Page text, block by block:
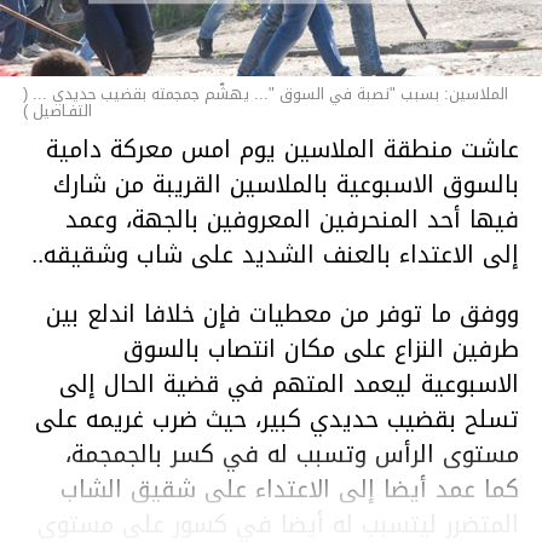
الملاسين: بسبب "نصبة في السوق "... يهشّم جمجمته بقضيب حديدي ... (
التفـاصيل )
عاشت منطقة الملاسين يوم امس معركة دامية
بالسوق الاسبوعية بالملاسين القريبة من شارك
فيها أحد المنحرفين المعروفين بالجهة، وعمد
إلى الاعتداء بالعنف الشديد على شاب وشقيقه..
ووفق ما توفر من معطيات فإن خلافا اندلع بين
طرفين النزاع على مكان انتصاب بالسوق
الاسبوعية ليعمد المتهم في قضية الحال إلى
تسلح بقضيب حديدي كبير، حيث ضرب غريمه على
مستوى الرأس وتسبب له في كسر بالجمجمة،
كما عمد أيضا إلى الاعتداء على شقيق الشاب
المتضرر ليتسبب له أيضا في كسور على مستوى